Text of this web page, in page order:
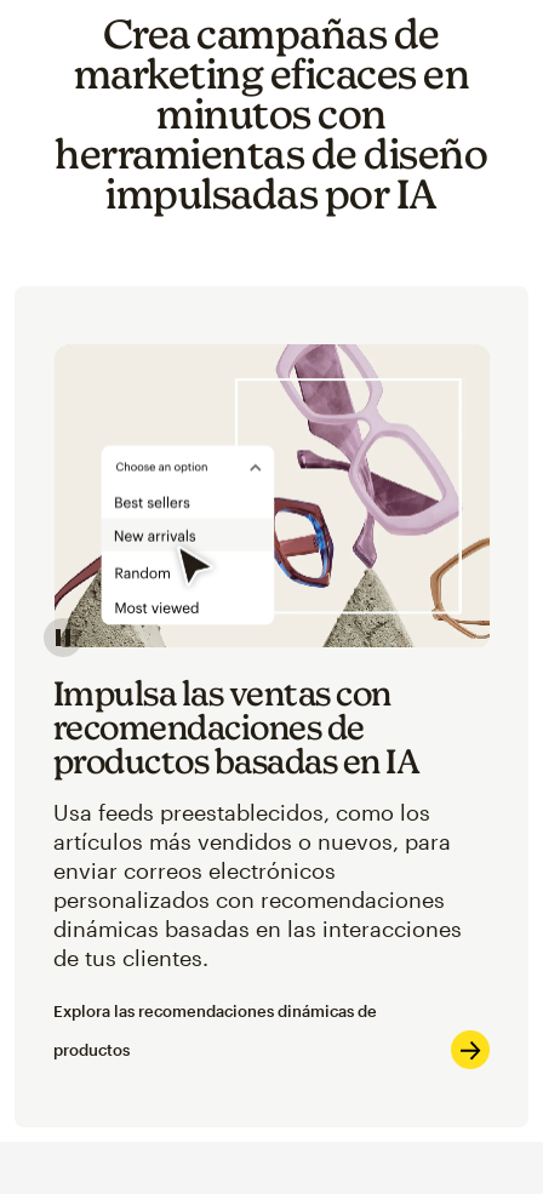
Crea campañas de
marketing eficaces en
minutos con
herramientas de diseño
impulsadas por IA
Impulsa las ventas con
recomendaciones de
productos basadas en IA
Usa feeds preestablecidos, como los
artículos más vendidos o nuevos, para
enviar correos electrónicos
personalizados con recomendaciones
dinámicas basadas en las interacciones
de tus clientes.
Explora las recomendaciones dinámicas de
productos